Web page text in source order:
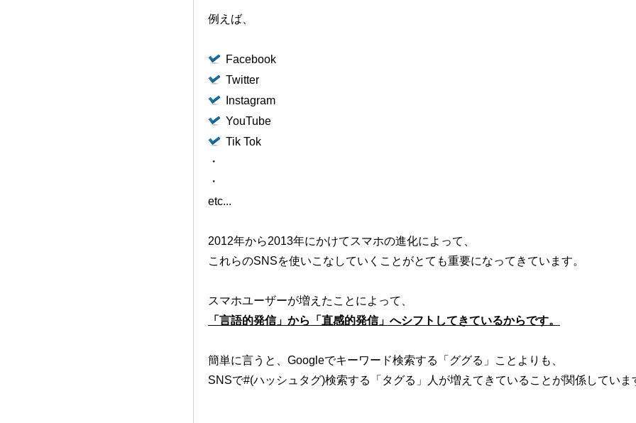
例えば、
Facebook
Twitter
Instagram
YouTube
Tik Tok
・
・
etc...
2012年から2013年にかけてスマホの進化によって、
これらのSNSを使いこなしていくことがとても重要になってきています。
スマホユーザーが増えたことによって、
「言語的発信」から
「直感的発信」へシフトしてきているからです。
簡単に言うと、 Googleでキーワード検索する
「ググる」ことよりも、
SNSで#(ハッシュタグ)検索する
「タグる」人が増えてきている ことが関係していま